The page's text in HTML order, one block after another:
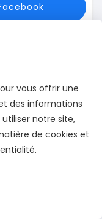
des meilleures
X
vous offrir une
des informations
notre site,
de cookies et